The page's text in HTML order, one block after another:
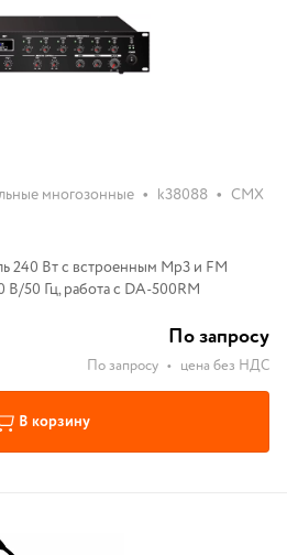
многозонные • k38088 • CMX
240 Вт с встроенным Mp3 и FM
50 Гц, работа с DA-500RM
По запросу
По запросу • цена без НДС
В корзину